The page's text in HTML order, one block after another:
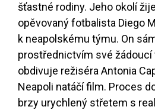
šťastné rodiny. Jeho okolí
opěvovaný fotbalista Diego
k neapolskému týmu. On
prostřednictvím své žádoucí
obdivuje režiséra Antonia
Neapoli natáčí film. Proces
brzy urychlený střetem s